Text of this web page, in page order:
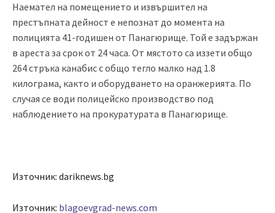
Наемател на помещението и извършител на
престъпната дейност е непознат до момента на
полицията 41-годишен от Панагюрище. Той е задържан
в ареста за срок от 24 часа. От мястото са иззети общо
264 стръка канабис с общо тегло малко над 1.8
килограма, както и оборудването на оранжерията. По
случая се води полицейско производство под
наблюдението на прокуратурата в Панагюрище.
Източник: dariknews.bg
Източник: blagoevgrad-news.com